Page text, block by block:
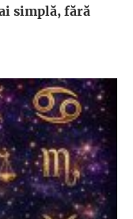
simplă, fără